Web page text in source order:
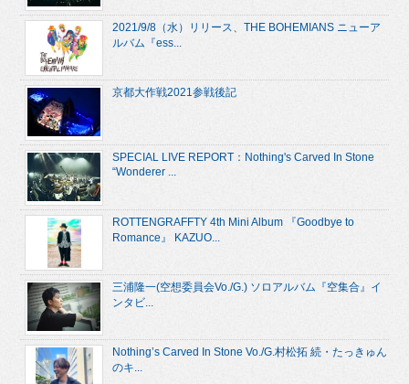
2021/9/8（水）リリース、THE BOHEMIANS ニューア
ルバム『ess...
京都大作戦2021参戦後記
SPECIAL LIVE REPORT：Nothing's Carved In Stone
“Wonderer ...
ROTTENGRAFFTY 4th Mini Album 『Goodbye to
Romance』 KAZUO...
三浦隆一(空想委員会Vo./G.) ソロアルバム『空集合』イ
ンタビ...
Nothing’s Carved In Stone Vo./G.村松拓 続・たっきゅん
のキ...